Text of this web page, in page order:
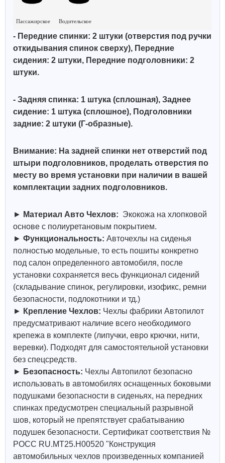
Пассажирское Водительское
- Передние спинки: 2 штуки (отверстия под ручки
откидывания спинок сверху), Передние
сидения: 2 штуки, Передние подголовники: 2
штуки.
- Задняя спинка: 1 штука (сплошная), Заднее
сидение: 1 штука (сплошное), Подголовники
задние: 2 штуки (Г-образные).
Внимание: На задней спинки нет отверстий под
штыри подголовников, проделать отверстия по
месту во время установки при наличии в вашей
комплектации задних подголовников.
► Материал Авто Чехлов: Экокожа на хлопковой
основе с полиуретановым покрытием.
► Функциональность: Авточехлы на сиденья
полностью модельные, то есть пошиты конкретно
под салон определенного автомобиля, после
установки сохраняется весь функционал сидений
(складывание спинок, регулировки, изофикс, ремни
безопасности, подлокотники и тд.)
► Крепление Чехлов: Чехлы фабрики Автопилот
предусматривают наличие всего необходимого
крепежа в комплекте (липучки, евро крючки, нити,
веревки). Подходят для самостоятельной установки
без спецсредств.
► Безопасность: Чехлы Автопилот безопасно
использовать в автомобилях оснащенных боковыми
подушками безопасности в сиденьях, на передних
спинках предусмотрен специальный разрывной
шов, который не препятствует срабатыванию
подушек безопасности. Сертификат соответствия №
РОСС RU.МТ25.Н00520 "Конструкция
автомобильных чехлов произведенных компанией